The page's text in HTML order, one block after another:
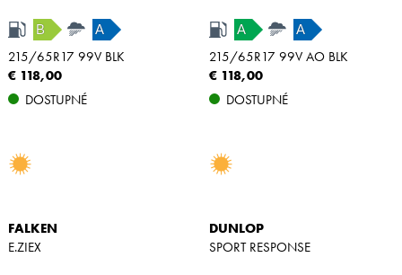
B A
215/65R17 99V BLK
€ 118,00
DOSTUPNÉ
A A
215/65R17 99V AO BLK
€ 118,00
DOSTUPNÉ
FALKEN
E.ZIEX
DUNLOP
SPORT RESPONSE